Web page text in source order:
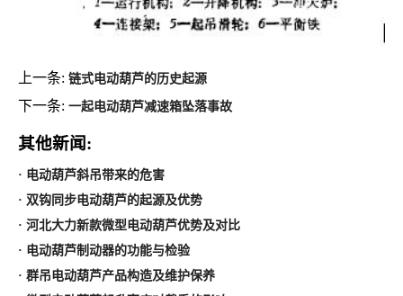
上一条: 链式电动葫芦的历史起源
下一条: 一起电动葫芦减速箱坠落事故
其他新闻:
· 电动葫芦斜吊带来的危害
· 双钩同步电动葫芦的起源及优势
· 河北大力新款微型电动葫芦优势及对比
· 电动葫芦制动器的功能与检验
· 群吊电动葫芦产品构造及维护保养